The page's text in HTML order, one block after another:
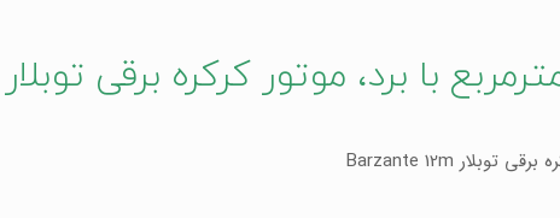
توبلار بارزانته 12مترمربع با برد، موتور کرکره برقی توبلار